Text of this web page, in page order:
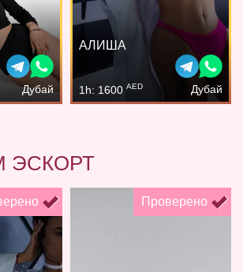
Дубай
АЛИША
1h: 1600 AED Дубай
ЭСКОРТ
Проверено